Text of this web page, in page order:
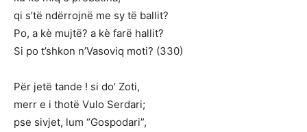
qi s’të ndërrojnë me sy të ballit?
Po, a kè mujtë? a kè farë hallit?
Si po t’shkon n’Vasoviq moti? (330)
Për jetë tande ! si do’ Zoti,
merr e i thotë Vulo Serdari;
pse sivjet, lum “Gospodari”,